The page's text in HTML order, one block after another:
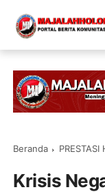
Beranda PRESTASI
Krisis